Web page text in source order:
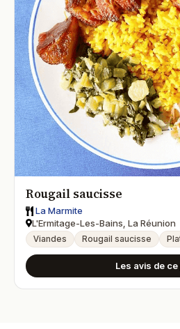
Rougail saucisse
La Marmite
L'Ermitage-Les-Bains, La Réunion
Viandes Rougail saucisse
Les avis de ce